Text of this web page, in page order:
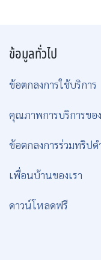
วางไข่ของเต่าทะเล)
(Bigeye Trevally) ฝู
แต่ละไดฟ์ไซต์รอบเก
จากพื้นทรายตลอดเว
จะรู้สึกอุ่นๆ ด้วย นอ
หรือกระเบนแมนต้าว่
(ต้องโชคดีมากๆ เลยน